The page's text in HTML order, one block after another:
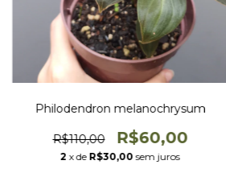
Philodendron melanochrysum
R$110,00 R$60,00
2 x de R$30,00 sem juros